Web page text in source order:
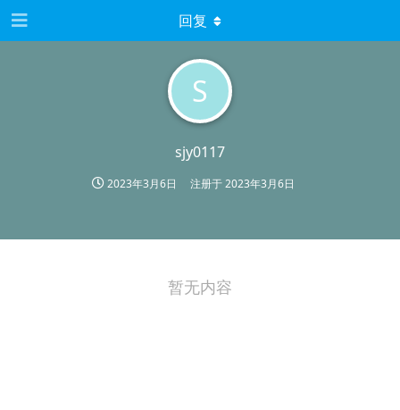
S
sjy0117
2023年3月6日 注册于2023年3月6日
回复
暂无内容